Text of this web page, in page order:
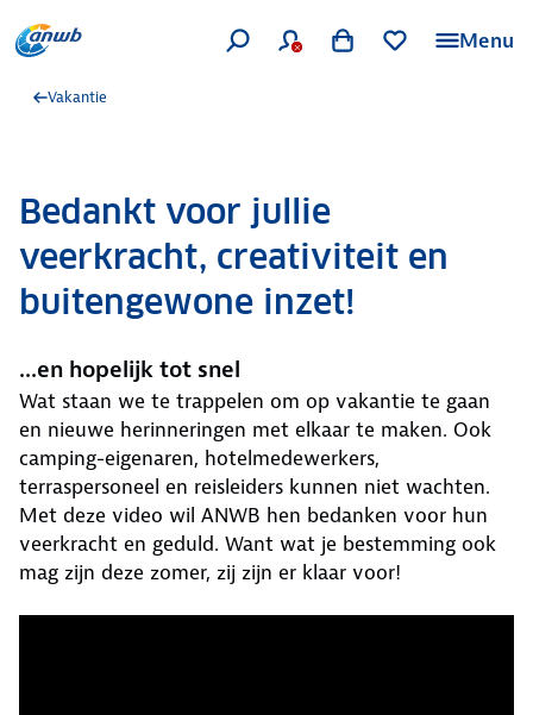
Menu
Vakantie
Bedankt voor jullie
veerkracht, creativiteit en
buitengewone inzet!
...en hopelijk tot snel
Wat staan we te trappelen om op vakantie te gaan
en nieuwe herinneringen met elkaar te maken. Ook
camping-eigenaren, hotelmedewerkers,
terraspersoneel en reisleiders kunnen niet wachten.
Met deze video wil ANWB hen bedanken voor hun
veerkracht en geduld. Want wat je bestemming ook
mag zijn deze zomer, zij zijn er klaar voor!